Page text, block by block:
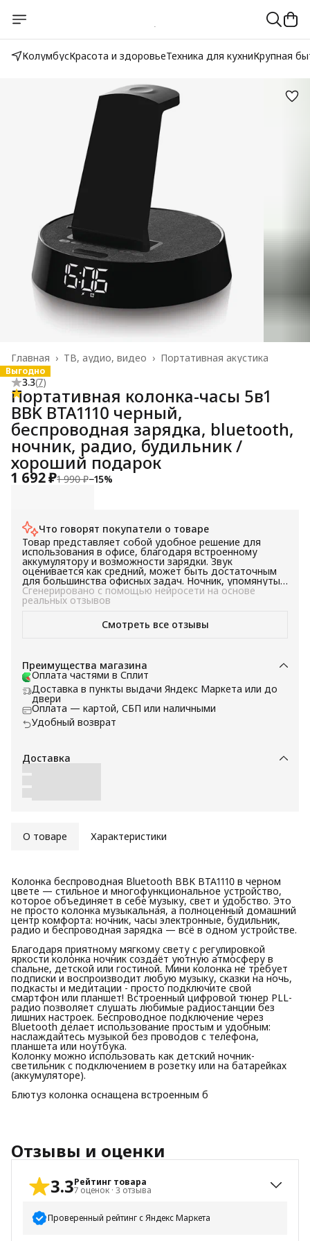
КолумбусКрасота и здоровьеТехника для кухниКрупная
Портативная акустика
ТВ, аудио, видео ›
Главная ›
Выгодно
3.3(7)
Портативная колонка-часы 5в1
BBK BTA1110 черный,
беспроводная зарядка, bluetooth,
ночник, радио, будильник /
хороший подарок
1 692 ₽1 990 ₽−15%
Что говорят покупатели о товаре
Товар представляет собой удобное решение для
использования в офисе, благодаря встроенному
аккумулятору и возможности зарядки. Звук
оценивается как средний, может быть достаточным
для большинства офисных задач. Ночник, упомянутый
в одном из отзывов, может быть полезным
дополнением для тех, кто работает в темное время
суток. В целом, товар может быть хорошим выбором
для тех, кому нужно устройство с встроенным
аккумулятором для работы в офисе.
Сгенерировано с помощью нейросети на основе
реальных отзывов
Смотреть все отзывы
Преимущества магазина
Оплата частями в Сплит
Доставка в пункты выдачи Яндекс Маркета или до
двери
Оплата — картой, СБП или наличными
Удобный возврат
Доставка
О товаре Характеристики
Колонка беспроводная Bluetooth BBK BTA1110 в черном
цвете — стильное и многофункциональное устройство,
которое объединяет в себе музыку, свет и удобство. Это
не просто колонка музыкальная, а полноценный домашний
центр комфорта: ночник, часы электронные, будильник,
радио и беспроводная зарядка — всё в одном устройстве.
Благодаря приятному мягкому свету с регулировкой
яркости колонка ночник создаёт уютную атмосферу в
спальне, детской или гостиной. Мини колонка не требует
подписки и воспроизводит любую музыку, сказки на ночь,
подкасты и медитации - просто подключите свой
смартфон или планшет! Встроенный цифровой тюнер PLL-
радио позволяет слушать любимые радиостанции без
лишних настроек. Беспроводное подключение через
Bluetooth делает использование простым и удобным:
наслаждайтесь музыкой без проводов с телефона,
планшета или ноутбука.
Колонку можно использовать как детский ночник-
светильник с подключением в розетку или на батарейках
(аккумуляторе).
Блютуз колонка оснащена встроенным б
Отзывы и оценки
3.3Рейтинг товара
7 оценок · 3 отзыва
Проверенный рейтинг с Яндекс Маркета